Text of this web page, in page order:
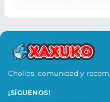
Chollos, comunidad y
¡SÍGUENOS!